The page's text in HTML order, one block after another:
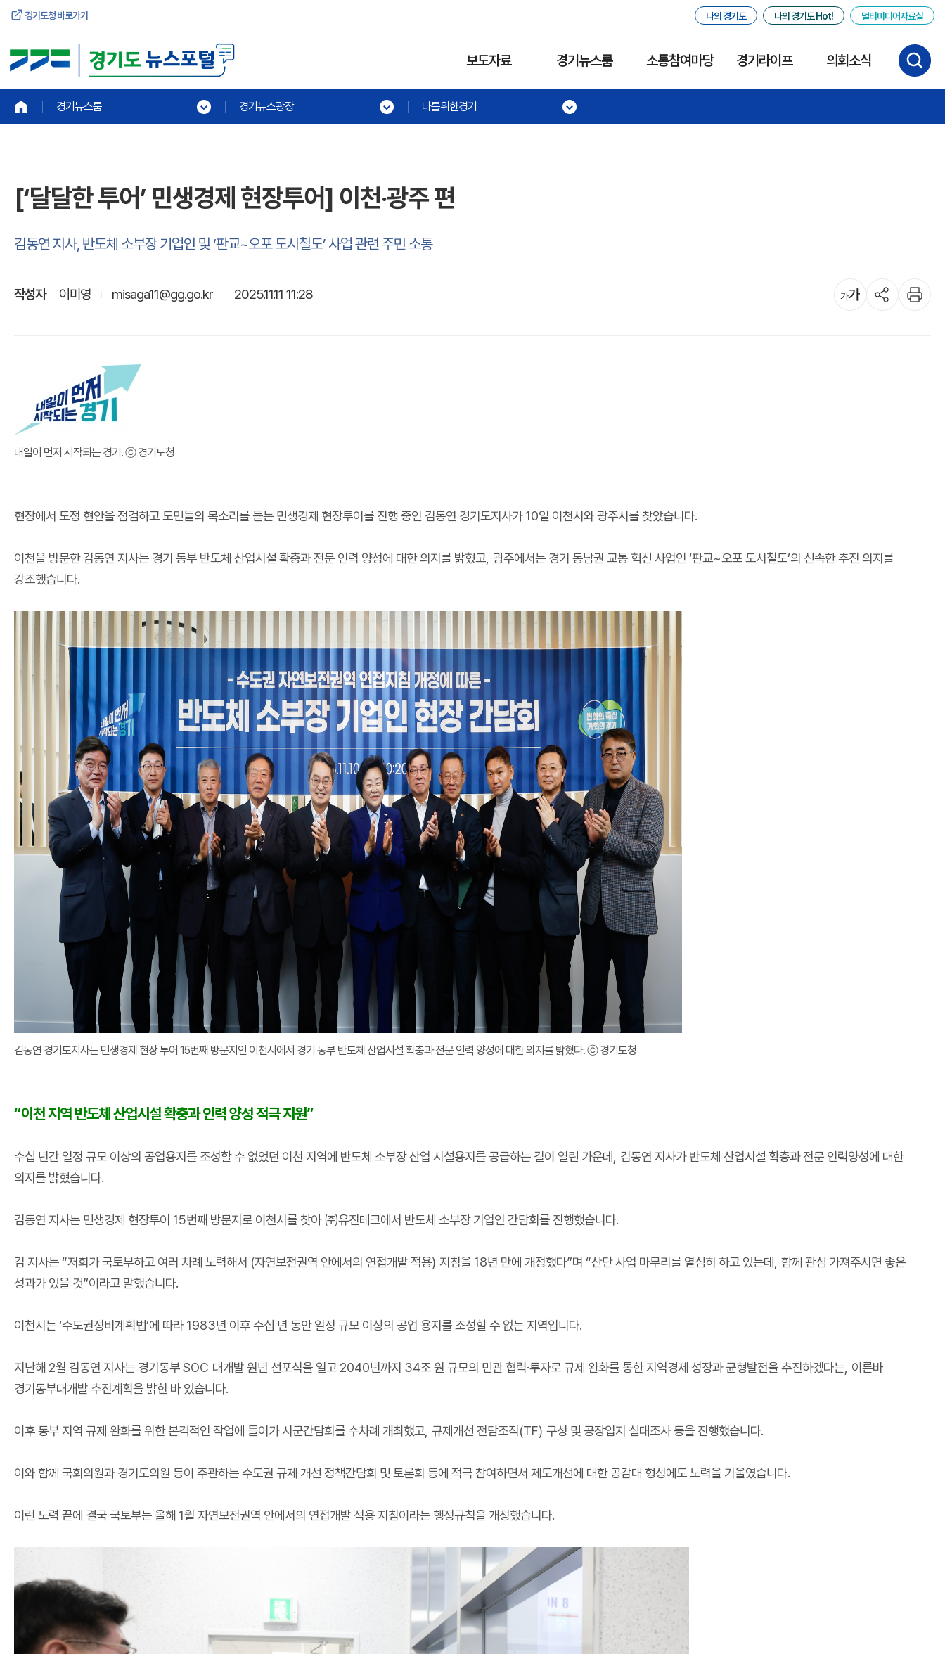
경기도청 바로가기 나의 경기도 나의 경기도 Hot! 멀티미디어자료실
보도자료 경기뉴스룸 소통참여마당 경기라이프 의회소식
경기뉴스룸 경기뉴스광장 나를위한경기
[‘달달한 투어’ 민생경제 현장투어] 이천‧광주 편
김동연 지사, 반도체 소부장 기업인 및 ‘판교~오포 도시철도’ 사업 관련 주민 소통
작성자 이미영 misaga11@gg.go.kr 2025.11.11 11:28
내일이 먼저 시작되는 경기. ⓒ 경기도청
현장에서 도정 현안을 점검하고 도민들의 목소리를 듣는 민생경제 현장투어를 진행 중인 김동연 경기도지사가10일 이천시와 광주시를 찾았습니다.
이천을 방문한 김동연 지사는 경기 동부 반도체 산업시설 확충과 전문 인력 양성에 대한 의지를 밝혔고 광주에서는 경기 동남권 교통 혁신 사업인 ‘판교~오포 도시철도’의 신속한 추진 의지를
강조했습니다.
김동연 경기도지사는 민생경제 현장 투어 15번째 방문지인 이천시에서 경기 동부 반도체 산업시설 확충과 전문 인력 양성에 대한 의지를 밝혔다. ⓒ 경기도청
“이천 지역 반도체 산업시설 확충과 인력 양성 적극 지원”
수십 년간 일정 규모 이상의 공업용지를 조성할 수 없었던 이천 지역에 반도체 소부장 산업 시설용지를 공급하는 길이 열린 가운데
김동연 지사가 반도체 산업시설 확충과 전문 인력양성에 대한
의지를 밝혔습니다.
김동연 지사는 민생경제 현장투어 15번째 방문지로 이천시를 찾아㈜유진테크에서 반도체 소부장 기업인 간담회를 진행했습니다.
김 지사는“저희가 국토부하고 여러 차례 노력해서 (자연보전권역 안에서의 연접개발 적용) 지침을 18년 만에 개정했다”며 “산단 사업 마무리를 열심히 하고 있는데
함께 관심 가져주시면 좋은
성과가 있을 것”이라고 말했습니다.
이천시는‘수도권정비계획법’에 따라 1983년 이후 수십 년 동안 일정 규모 이상의 공업 용지를 조성할 수 없는 지역입니다.
지난해 2월 김동연 지사는 경기동부SOC 대개발 원년 선포식을 열고 2040년까지 34조 원 규모의 민관 협력·투자로 규제 완화를 통한 지역경제 성장과 균형발전을 추진하겠다는 이른바
경기동부대개발 추진계획을 밝힌 바 있습니다.
이후 동부 지역 규제 완화를 위한 본격적인 작업에 들어가 시군간담회를 수차례 개최했고 규제개선 전담조직(TF) 구성 및 공장입지 실태조사 등을 진행했습니다.
이와 함께 국회의원과 경기도의원 등이 주관하는 수도권 규제 개선 정책간담회 및 토론회 등에 적극 참여하면서 제도개선에 대한 공감대 형성에도 노력을 기울였습니다.
이런 노력 끝에 결국 국토부는 올해 1월 자연보전권역 안에서의 연접개발 적용 지침이라는 행정규칙을 개정했습니다.